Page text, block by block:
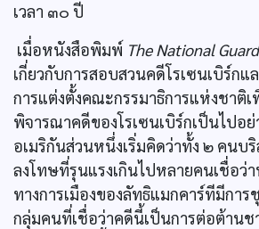
เวลา ๓๐ ปี
เมื่อหนังสือพิมพ์ The National
เกี่ยวกับการสอบสวนคดีโรเซนเบิร์กแ
การแต่งตั้งคณะกรรมาธิการแห่งชาติ
พิจารณาคดีของโรเซนเบิร์กเป็นไปอย่
อเมริกันส่วนหนึ่งเริ่มคิดว่าทั้ง ๒ คนบ
ลงโทษที่รุนแรงเกินไปหลายคนเชื่อว่
ทางการเมืองของลัทธิแมกคาร์ทีมีกา
กลุ่มคนที่เชื่อว่าคดีนี้เป็นการต่อต้านช